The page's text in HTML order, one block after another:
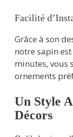
Facilité
Grâce à son
notre sapin
minutes, vous
ornements
Un Style
Décors